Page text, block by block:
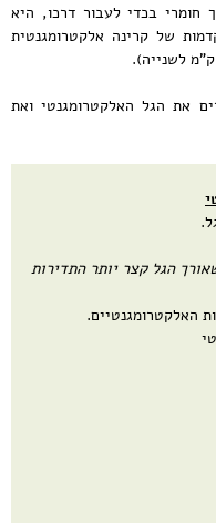
חומרי בכדי לעבור דרכו, היא
של קרינה אלקטרומגנטית
את הגל האלקטרומגנטי ואת
הגל קצר יותר התדירות
האלקטרומגנטיים.